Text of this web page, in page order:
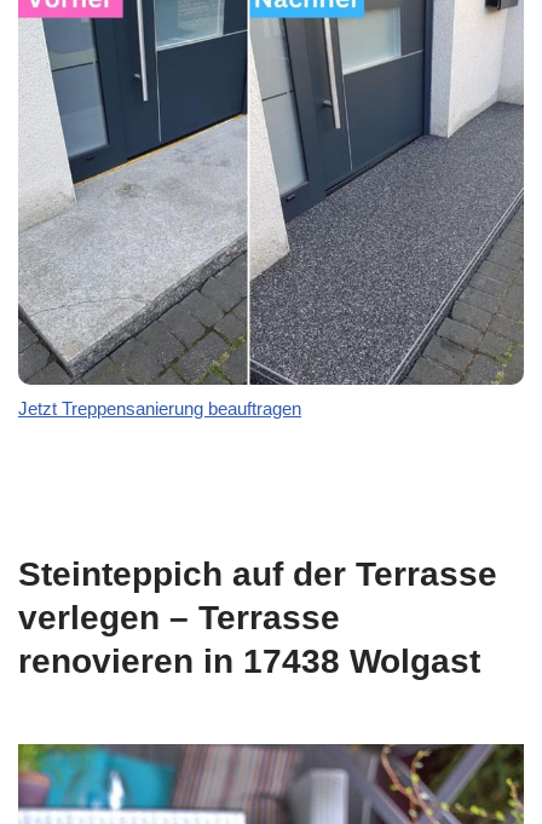
Jetzt Treppensanierung beauftragen
Steinteppich auf der Terrasse
verlegen – Terrasse
renovieren in 17438 Wolgast